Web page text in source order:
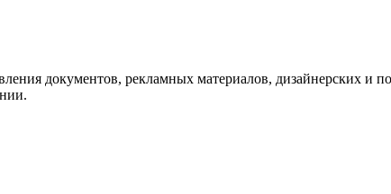
документов, рекламных материалов, дизайнерских и